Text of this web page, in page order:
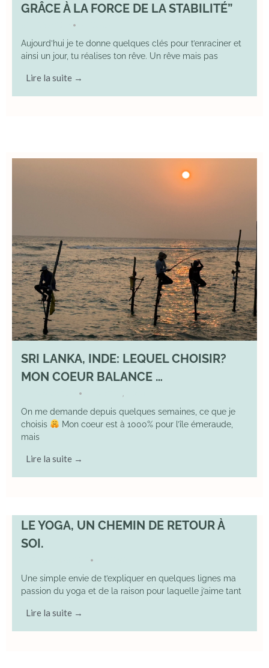
GRÂCE À LA FORCE DE LA STABILITÉ”
•
Aujourd’hui je te donne quelques clés pour t’enraciner et
ainsi un jour, tu réalises ton rêve. Un rêve mais pas
Lire la suite →
SRI LANKA, INDE: LEQUEL CHOISIR?
MON COEUR BALANCE …
•
On me demande depuis quelques semaines, ce que je
choisis
Mon coeur est à 1000% pour l’île émeraude,
mais
Lire la suite →
LE YOGA, UN CHEMIN DE RETOUR À
SOI.
•
Une simple envie de t’expliquer en quelques lignes ma
passion du yoga et de la raison pour laquelle j’aime tant
Lire la suite →